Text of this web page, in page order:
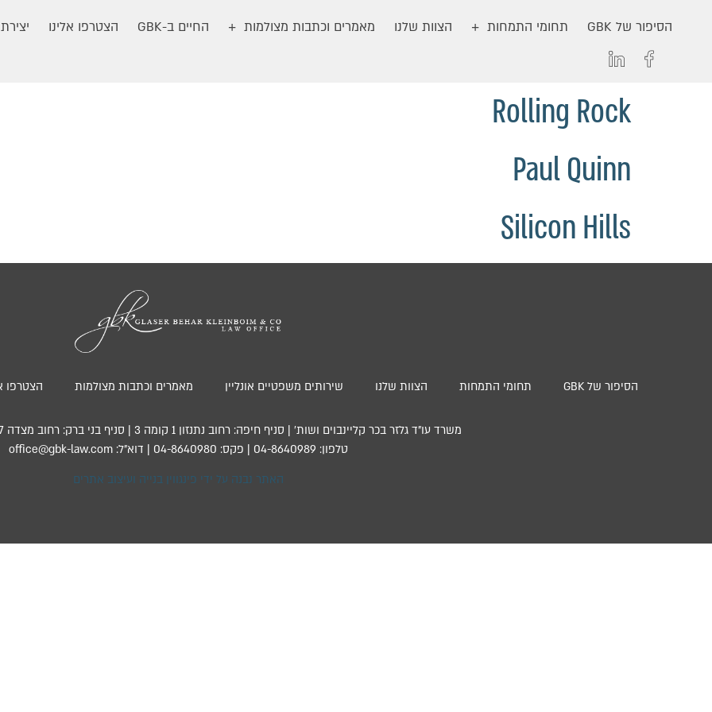
הסיפור של GBK תחומי התמחות הצוות שלנו מאמרים וכתבות מצולמות החיים ב-GBK הצטרפו אלינו
Rolling Rock
Paul Quinn
Silicon Hills
הסיפור של GBK תחומי התמחות הצוות שלנו שירותים משפטיים אונליין מאמרים וכתבות מצולמות הצטרפו
משרד עו”ד גלזר בכר קליינבוים ושות’ | סניף חיפה: רחוב נתנזון 1 קומה 3 | סניף בני ברק: רחוב מצדה 7, קומה 13, מגדל בסר 4
טלפון: 04-8640989 | פקס: 04-8640980 | דוא”ל: office@gbk-law.com
האתר נבנה על ידי פינגווין בנייה ועיצוב אתרים